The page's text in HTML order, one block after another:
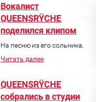
Вокалист
QUEENSRŸCHE
поделился клипом
На песню из его сольника.
Читать далее
QUEENSRŸCHE
собрались в студии